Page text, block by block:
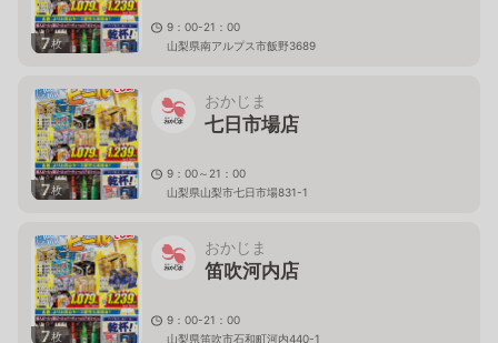
7枚
9：00-21：00
山梨県南アルプス市飯野3689
7枚
おかじま
七日市場店
9：00～21：00
山梨県山梨市七日市場831-1
7枚
おかじま
笛吹河内店
9：00-21：00
山梨県笛吹市石和町河内440-1